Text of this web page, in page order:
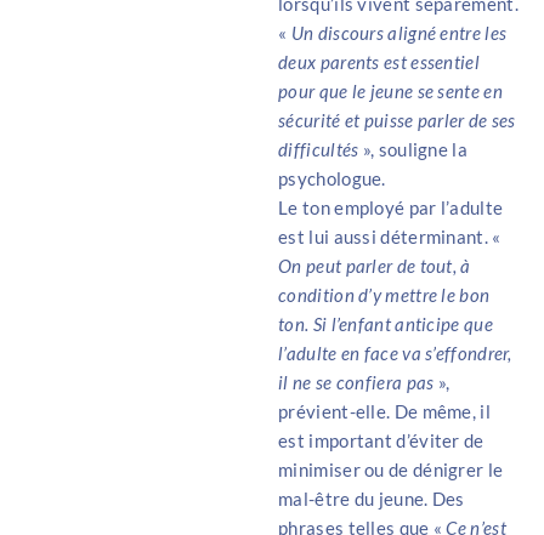
« Un discours aligné entre les
deux parents est essentiel
pour que le jeune se sente en
sécurité et puisse parler de ses
difficultés », souligne la
psychologue.
Le ton employé par l’adulte
est lui aussi déterminant. «
On peut parler de tout, à
condition d’y mettre le bon
ton. Si l’enfant anticipe que
l’adulte en face va s’effondrer,
il ne se confiera pas »,
prévient-elle. De même, il
est important d’éviter de
minimiser ou de dénigrer le
mal-être du jeune. Des
phrases telles que «Ce n’est